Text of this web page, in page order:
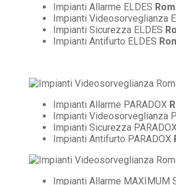
Impianti Allarme ELDES
Impianti Videosorveglianza
Impianti Sicurezza ELDES
Impianti Antifurto ELDES
Impianti Allarme PARADOX
Impianti Videosorveglianza
Impianti Sicurezza
Impianti Antifurto PARADOX
Impianti Allarme MAXIMUM